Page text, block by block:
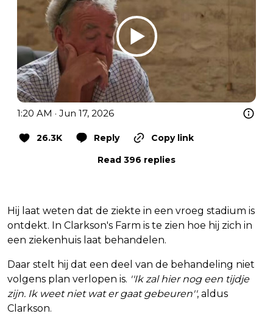
1:20 AM · Jun 17, 2026
26.3K Reply
Copy link
Read 396 replies
Hij laat weten dat de ziekte in een vroeg stadium is
ontdekt. In Clarkson's Farm is te zien hoe hij zich in
een ziekenhuis laat behandelen.
Daar stelt hij dat een deel van de behandeling niet
volgens plan verlopen is. ''Ik zal hier nog een tijdje
zijn. Ik weet niet wat er gaat gebeuren'', aldus
Clarkson.